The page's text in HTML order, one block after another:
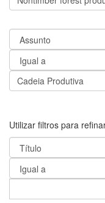
Utilizar filtros para